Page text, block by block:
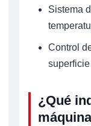
Sistema
Control
¿Qué